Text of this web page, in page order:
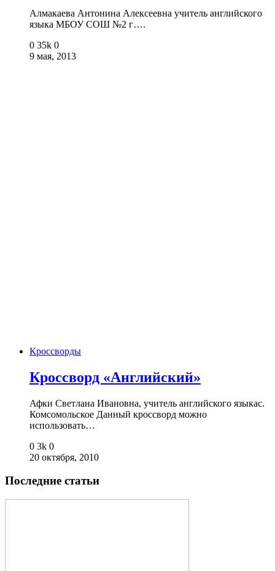
Алмакаева Антонина Алексеевна учитель английского
языка МБОУ СОШ №2 г….
0 35k 0
9 мая, 2013
Кроссворды
Кроссворд «Английский»
Афки Светлана Ивановна, учитель английского языкас.
Комсомольское Данный кроссворд можно
использовать…
0 3k 0
20 октября, 2010
Последние статьи